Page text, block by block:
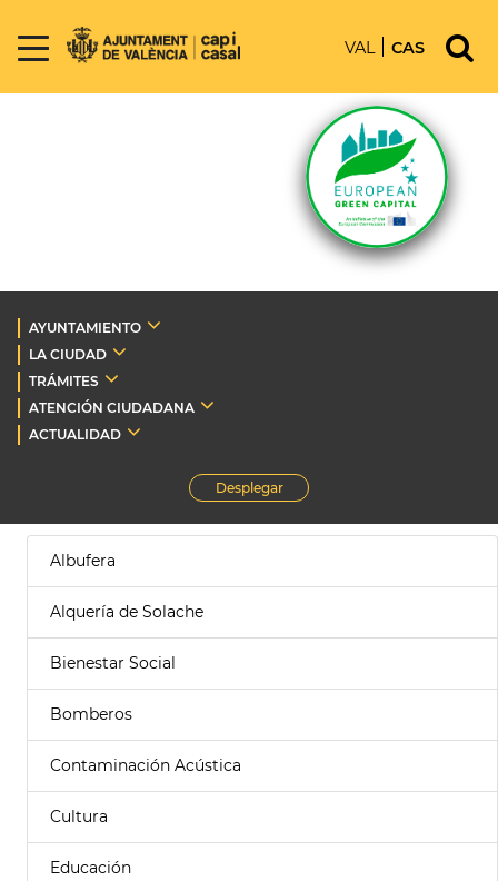
VAL CAS
AYUNTAMIENTO
LA CIUDAD
TRÁMITES
ATENCIÓN CIUDADANA
ACTUALIDAD
Desplegar
Albufera
Alquería de Solache
Bienestar Social
Bomberos
Contaminación Acústica
Cultura
Educación